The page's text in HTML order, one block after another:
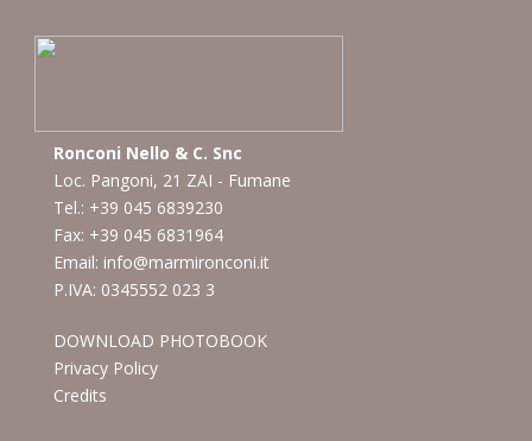
Ronconi Nello & C. Snc
Loc. Pangoni, 21 ZAI - Fumane
Tel.: +39 045 6839230
Fax: +39 045 6831964
Email: info@marmironconi.it
P.IVA: 0345552 023 3
DOWNLOAD PHOTOBOOK
Privacy Policy
Credits